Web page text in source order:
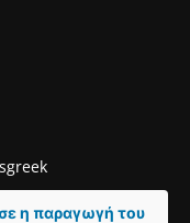
η παραγωγή του